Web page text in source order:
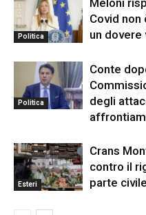
Politica
Meloni
Covid
un dovere
Politica
Conte
degli
Esteri
Crans
contro il
parte